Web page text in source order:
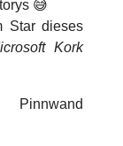
😅
Star dieses
Kork